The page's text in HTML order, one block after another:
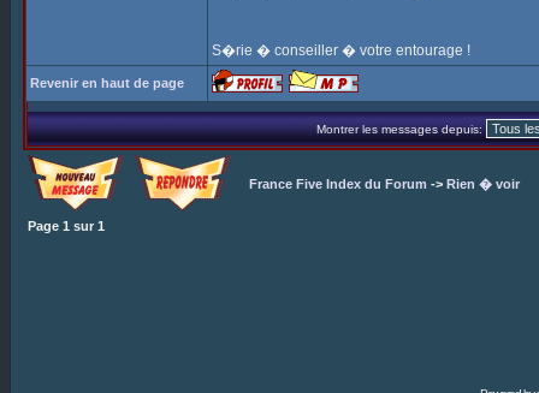
S�rie � conseiller � votre entourage !
Revenir en haut de page
Montrer les messages depuis:
France Five Index du Forum -> Rien � voir
Page 1 sur 1